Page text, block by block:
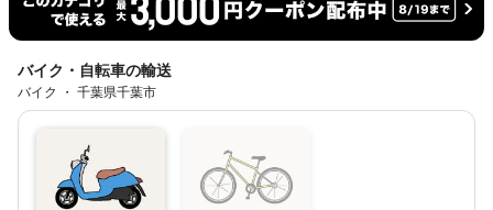
バイク・自転車の輸送
バイク ・ 千葉県千葉市